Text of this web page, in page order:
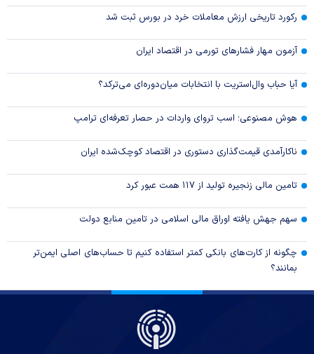
رکورد تاریخی ارزش معاملات خرد در بورس ثبت شد
آزمون مهار فشار‌های تورمی در اقتصاد ایران
آیا حباب وال‌استریت با انتخابات میان‌دوره‌ای می‌ترکد؟
هوش مصنوعی؛ اسب تروای واردات در حصار تعرفه‌ای ترامپ
ناکارآمدی قیمت‌گذاری دستوری در اقتصاد کوچک‌شده ایران
تامین مالی زنجیره تولید از ۱۱۷ همت عبور کرد
سهم جهش یافته اوراق مالی اسلامی در تامین منابع دولت
چگونه از کارت‌های بانکی کمتر استفاده کنیم تا حساب‌های اصلی ایمن‌تر
بمانند؟